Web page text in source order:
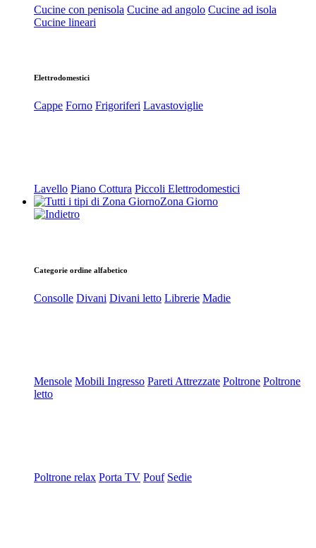
Cucine con penisola Cucine ad angolo Cucine ad isola
Cucine lineari
Elettrodomestici
Cappe Forno Frigoriferi Lavastoviglie
Lavello Piano Cottura Piccoli Elettrodomestici
Zona Giorno
Categorie ordine alfabetico
Consolle Divani Divani letto Librerie Madie
Mensole Mobili Ingresso Pareti Attrezzate Poltrone Poltrone
letto
Poltrone relax Porta TV Pouf Sedie